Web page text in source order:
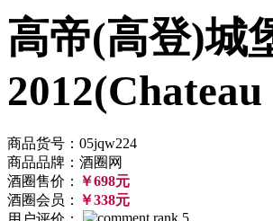
高帝(高登)城
商品货号：05jqw224
商品品牌：酒圈网
酒圈售价： ￥698元
酒圈会员： ￥338元